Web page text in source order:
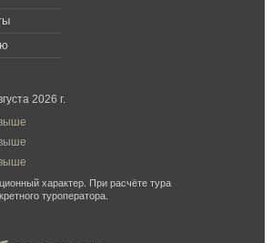
2026 г.
характер. При расчёте тура
туроператора.